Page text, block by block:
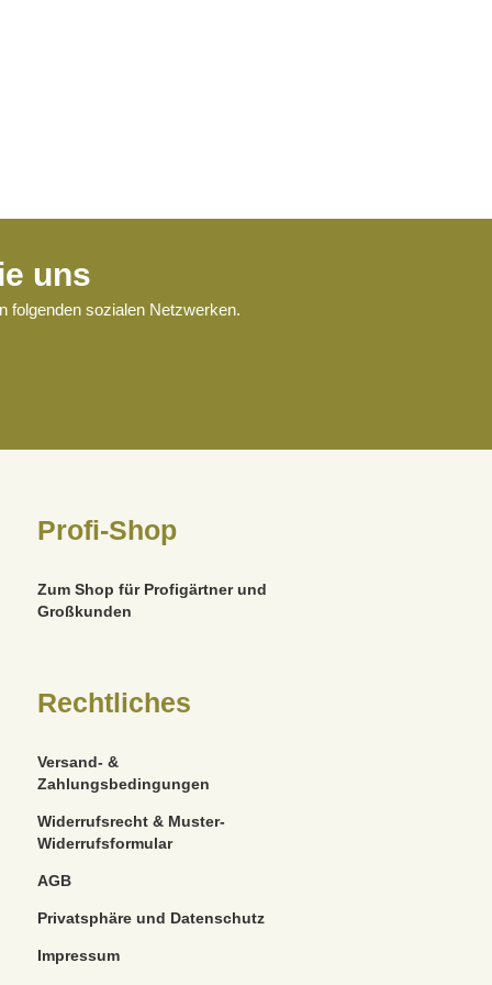
uns
folgenden sozialen Netzwerken.
Profi-Shop
Zum Shop für Profigärtner und
Großkunden
Rechtliches
Versand- &
Zahlungsbedingungen
Widerrufsrecht & Muster-
Widerrufsformular
AGB
Privatsphäre und Datenschutz
Impressum